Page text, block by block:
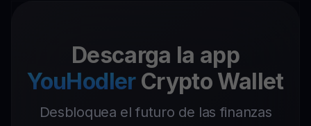
Descarga la app
YouHodler Crypto Wallet
Desbloquea el futuro de las finanzas